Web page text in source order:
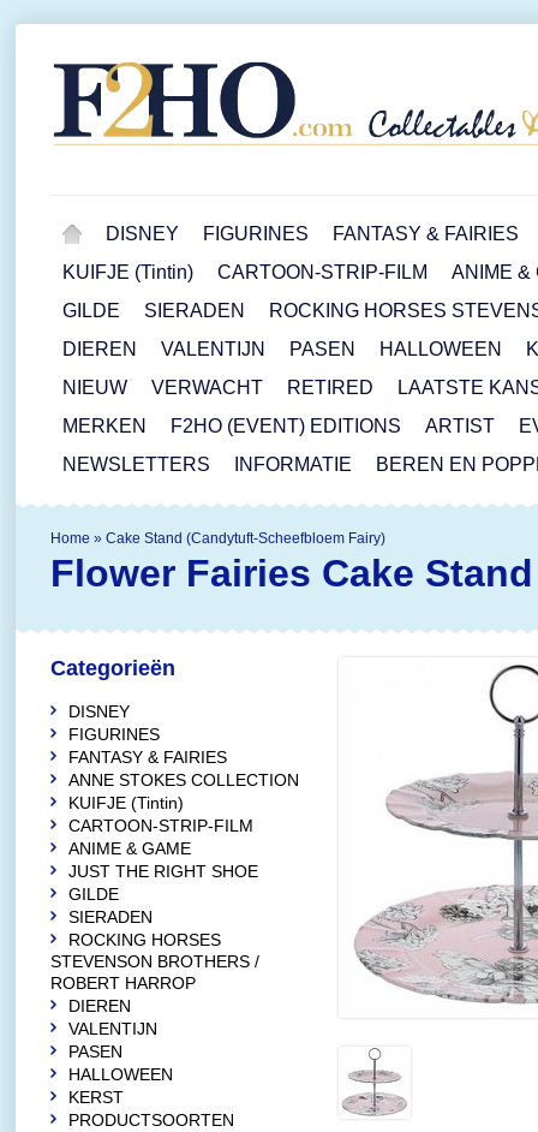
DISNEY FIGURINES
FANTASY & FAIRIES
KUIFJE (Tintin)
CARTOON-STRIP-FILM
ANIME &
GILDE
SIERADEN
ROCKING HORSES
DIEREN
VALENTIJN PASEN HALLOWEEN
NIEUW
VERWACHT RETIRED
LAATSTE
MERKEN
F2HO (EVENT) EDITIONS ARTIST
NEWSLETTERS
INFORMATIE BEREN EN
Home » Cake Stand (Candytuft-Scheefbloem Fairy)
Flower Fairies Cake
Categorieën
DISNEY
FIGURINES
FANTASY & FAIRIES
ANNE STOKES COLLECTION
KUIFJE (Tintin)
CARTOON-STRIP-FILM
ANIME & GAME
JUST THE RIGHT SHOE
GILDE
SIERADEN
ROCKING HORSES
STEVENSON BROTHERS /
ROBERT HARROP
DIEREN
VALENTIJN
PASEN
HALLOWEEN
KERST
PRODUCTSOORTEN